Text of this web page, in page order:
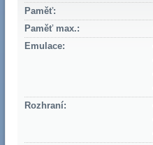
Paměť:
Paměť max.:
Emulace:
Rozhraní: